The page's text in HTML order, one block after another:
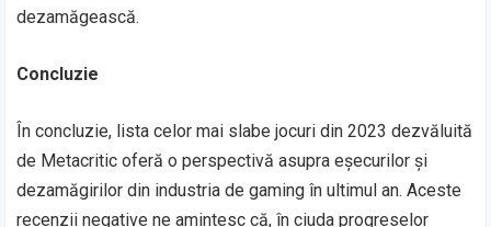
dezamăgească.
Concluzie
În concluzie, lista celor mai slabe jocuri din 2023 dezvăluită
de Metacritic oferă o perspectivă asupra eșecurilor și
dezamăgirilor din industria de gaming în ultimul an. Aceste
recenzii negative ne amintesc că, în ciuda progreselor